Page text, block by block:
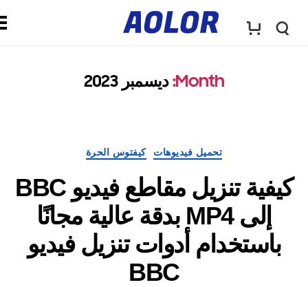
ا
ش
ر
أ
و
Month
:ديسمبر 2023
فئاتتحميل فيديوهات كيفتوس الحرة
كيفية تنزيل مقاطع فيديو BBC
إلى MP4 بدقة عالية مجانًا
باستخدام أدوات تنزيل فيديو
BBC